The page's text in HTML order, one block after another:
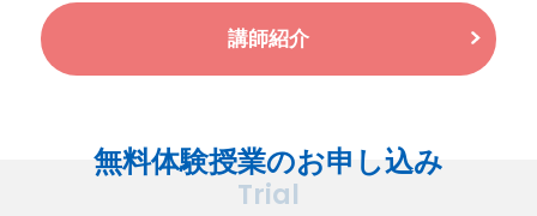
講師紹介
無料体験授業のお申し込み
Trial